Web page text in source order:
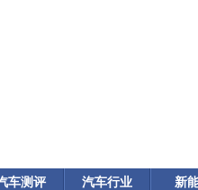
车测评 汽车行业 新